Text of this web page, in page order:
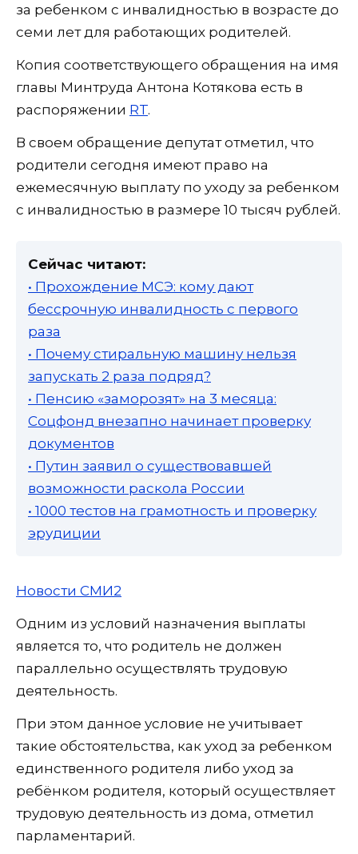
за ребенком с инвалидностью в возрасте до
семи лет для работающих родителей.
Копия соответствующего обращения на имя
главы Минтруда Антона Котякова есть в
распоряжении RT.
В своем обращение депутат отметил, что
родители сегодня имеют право на
ежемесячную выплату по уходу за ребенком
с инвалидностью в размере 10 тысяч рублей.
Сейчас читают:
• Прохождение МСЭ: кому дают
бессрочную инвалидность с первого
раза
• Почему стиральную машину нельзя
запускать 2 раза подряд?
• Пенсию «заморозят» на 3 месяца:
Соцфонд внезапно начинает проверку
документов
• Путин заявил о существовавшей
возможности раскола России
• 1000 тестов на грамотность и проверку
эрудиции
Новости СМИ2
Одним из условий назначения выплаты
является то, что родитель не должен
параллельно осуществлять трудовую
деятельность.
При этом данное условие не учитывает
такие обстоятельства, как уход за ребенком
единственного родителя либо уход за
ребёнком родителя, который осуществляет
трудовую деятельность из дома, отметил
парламентарий.